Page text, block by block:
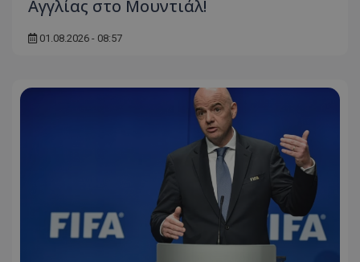
Αγγλίας στο Μουντιάλ!
01.08.2026 - 08:57